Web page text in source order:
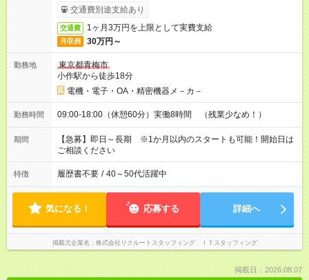
サービス利用可（利用条件有）
交通費別途支給あり
交通費 1ヶ月3万円を上限として実費支給
月収例 30万円～
勤務地
東京都青梅市
小作駅から徒歩18分
電機・電子・OA・精密機器メ－カ－
勤務時間 09:00-18:00（休憩60分）実働8時間 （残業少なめ！）
期間
【急募】即日～長期 ※1か月以内のスタートも可能！開始日は
ご相談ください
特徴 履歴書不要 / 40～50代活躍中
気になる！ 応募する 詳細へ
掲載元企業名 株式会社リクルートスタッフィング ＩＴスタッフィング
掲載日：2026.08.07